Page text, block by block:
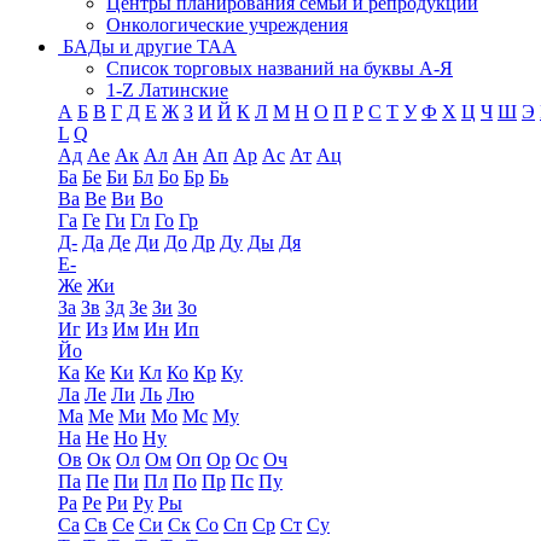
Онкологические учреждения
БАДы и другие ТАА
Список торговых названий на буквы А-Я
1-Z Латинские
А Б В Г Д Е Ж З И Й К Л М Н О П Р С Т У Ф Х Ц Ч Ш Э
L Q
Ад Ае Ак Ал Ан Ап Ар Ас Ат Ац
Ба Бе Би Бл Бо Бр Бь
Ва Ве Ви Во
Га Ге Ги Гл Го Гр
Д- Да Де Ди До Др Ду Ды Дя
Е-
Же Жи
За Зв Зд Зе Зи Зо
Иг Из Им Ин Ип
Йо
Ка Ке Ки Кл Ко Кр Ку
Ла Ле Ли Ль Лю
Ма Ме Ми Мо Мс Му
На Не Но Ну
Ов Ок Ол Ом Оп Ор Ос Оч
Па Пе Пи Пл По Пр Пс Пу
Ра Ре Ри Ру Ры
Са Св Се Си Ск Со Сп Ср Ст Су